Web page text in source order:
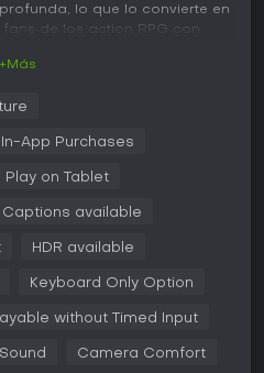
lo que lo convierte en
de los action RPG con
recreación del Egipto
adopta un enfoque basado
lanzas y arcos. Los
las ramas de cazador,
las capacidades de Bayek
desbloquear secciones del
+Más
In-App Purchases
Play on Tablet
Captions available
HDR available
Keyboard Only Option
without Timed Input
Camera Comfort